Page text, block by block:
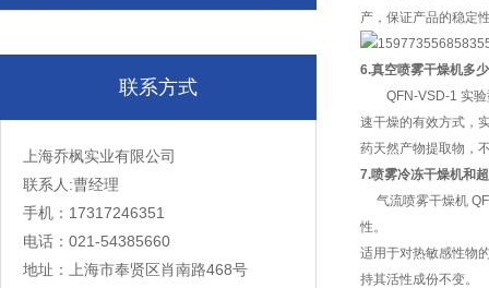
联系方式
上海乔枫实业有限公司
联系人:曹经理
手机：17317246351
电话：021-54385660
地址：上海市奉贤区肖南路468号
产，保证产品的稳定
6.真空喷雾干燥机多
QFN-VSD-1 实验型
速干燥的有效方式，
药天然产物提取物，
7.喷雾冷冻干燥机和
气流喷雾干燥机
性。
适用于对热敏感性物
持其活性成份不变。